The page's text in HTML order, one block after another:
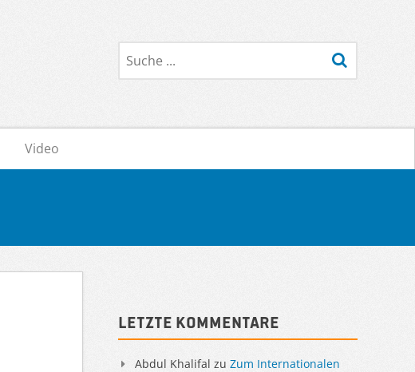
Suche
Video
Letzte Kommentare
Abdul Khalifal zu Zum Internationalen